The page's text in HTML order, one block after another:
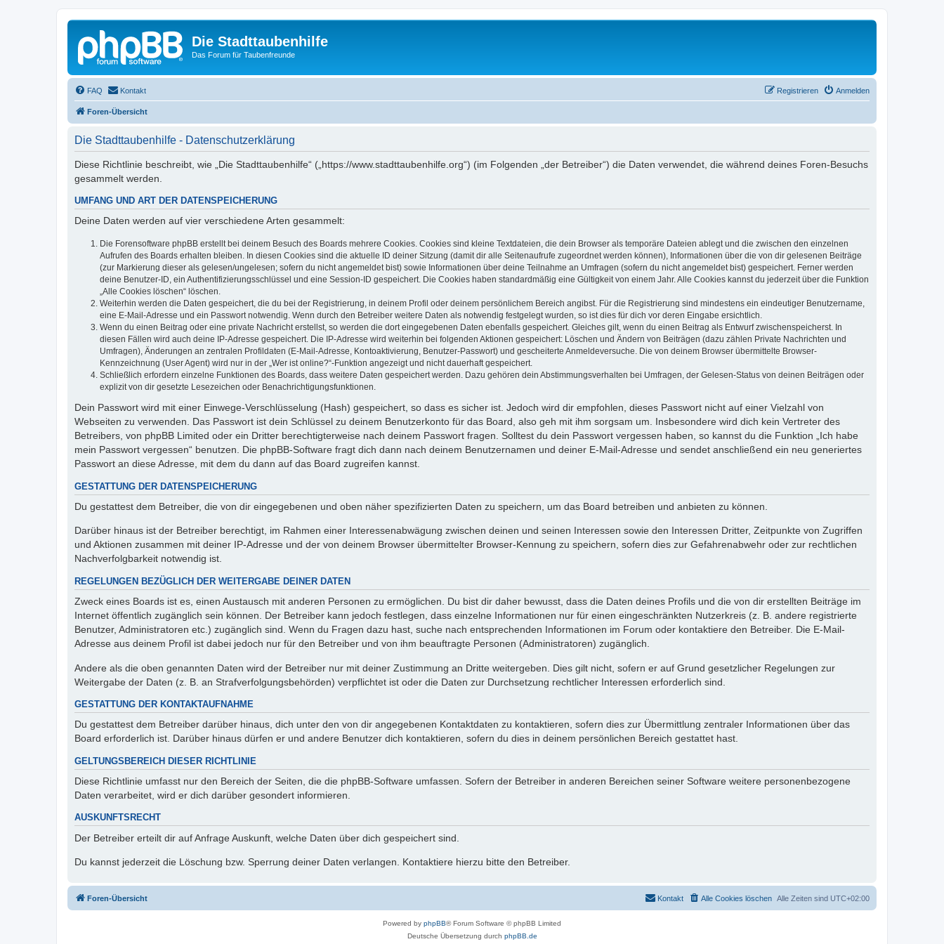
Die Stadttaubenhilfe
Das Forum für Taubenfreunde
FAQ Kontakt Anmelden
Registrieren
Foren-Übersicht
Die Stadttaubenhilfe - Datenschutzerklärung
Diese Richtlinie beschreibt, wie „Die Stadttaubenhilfe“ („https://www.stadttaubenhilfe.org“) (im Folgenden „der Betreiber“) die Daten verwendet, die während deines Foren-Besuchs
gesammelt werden.
UMFANG UND ART DER DATENSPEICHERUNG
Deine Daten werden auf vier verschiedene Arten gesammelt:
Die Forensoftware phpBB erstellt bei deinem Besuch des Boards mehrere Cookies. Cookies sind kleine Textdateien, die dein Browser als temporäre Dateien ablegt und die zwischen den einzelnen
Aufrufen des Boards erhalten bleiben. In diesen Cookies sind die aktuelle ID deiner Sitzung (damit dir alle Seitenaufrufe zugeordnet werden können), Informationen über die von dir gelesenen Beiträge
(zur Markierung dieser als gelesen/ungelesen; sofern du nicht angemeldet bist) sowie Informationen über deine Teilnahme an Umfragen (sofern du nicht angemeldet bist) gespeichert. Ferner werden
deine Benutzer-ID, ein Authentifizierungsschlüssel und eine Session-ID gespeichert. Die Cookies haben standardmäßig eine Gültigkeit von einem Jahr. Alle Cookies kannst du jederzeit über die Funktion
„Alle Cookies löschen“ löschen.
Weiterhin werden die Daten gespeichert, die du bei der Registrierung, in deinem Profil oder deinem persönlichem Bereich angibst. Für die Registrierung sind mindestens ein eindeutiger Benutzername,
eine E-Mail-Adresse und ein Passwort notwendig. Wenn durch den Betreiber weitere Daten als notwendig festgelegt wurden, so ist dies für dich vor deren Eingabe ersichtlich.
Wenn du einen Beitrag oder eine private Nachricht erstellst, so werden die dort eingegebenen Daten ebenfalls gespeichert. Gleiches gilt, wenn du einen Beitrag als Entwurf zwischenspeicherst. In
diesen Fällen wird auch deine IP-Adresse gespeichert. Die IP-Adresse wird weiterhin bei folgenden Aktionen gespeichert: Löschen und Ändern von Beiträgen (dazu zählen Private Nachrichten und
Umfragen), Änderungen an zentralen Profildaten (E-Mail-Adresse, Kontoaktivierung, Benutzer-Passwort) und gescheiterte Anmeldeversuche. Die von deinem Browser übermittelte Browser-
Kennzeichnung (User Agent) wird nur in der „Wer ist online?“-Funktion angezeigt und nicht dauerhaft gespeichert.
Schließlich erfordern einzelne Funktionen des Boards, dass weitere Daten gespeichert werden. Dazu gehören dein Abstimmungsverhalten bei Umfragen, der Gelesen-Status von deinen Beiträgen oder
explizit von dir gesetzte Lesezeichen oder Benachrichtigungsfunktionen.
Dein Passwort wird mit einer Einwege-Verschlüsselung (Hash) gespeichert, so dass es sicher ist. Jedoch wird dir empfohlen, dieses Passwort nicht auf einer Vielzahl von
Webseiten zu verwenden. Das Passwort ist dein Schlüssel zu deinem Benutzerkonto für das Board, also geh mit ihm sorgsam um. Insbesondere wird dich kein Vertreter des
Betreibers, von phpBB Limited oder ein Dritter berechtigterweise nach deinem Passwort fragen. Solltest du dein Passwort vergessen haben, so kannst du die Funktion „Ich habe
mein Passwort vergessen“ benutzen. Die phpBB-Software fragt dich dann nach deinem Benutzernamen und deiner E-Mail-Adresse und sendet anschließend ein neu generiertes
Passwort an diese Adresse, mit dem du dann auf das Board zugreifen kannst.
GESTATTUNG DER DATENSPEICHERUNG
Du gestattest dem Betreiber, die von dir eingegebenen und oben näher spezifizierten Daten zu speichern, um das Board betreiben und anbieten zu können.
Darüber hinaus ist der Betreiber berechtigt, im Rahmen einer Interessenabwägung zwischen deinen und seinen Interessen sowie den Interessen Dritter, Zeitpunkte von Zugriffen
und Aktionen zusammen mit deiner IP-Adresse und der von deinem Browser übermittelter Browser-Kennung zu speichern, sofern dies zur Gefahrenabwehr oder zur rechtlichen
Nachverfolgbarkeit notwendig ist.
REGELUNGEN BEZÜGLICH DER WEITERGABE DEINER DATEN
Zweck eines Boards ist es, einen Austausch mit anderen Personen zu ermöglichen. Du bist dir daher bewusst, dass die Daten deines Profils und die von dir erstellten Beiträge im
Internet öffentlich zugänglich sein können. Der Betreiber kann jedoch festlegen, dass einzelne Informationen nur für einen eingeschränkten Nutzerkreis (z. B. andere registrierte
Benutzer, Administratoren etc.) zugänglich sind. Wenn du Fragen dazu hast, suche nach entsprechenden Informationen im Forum oder kontaktiere den Betreiber. Die E-Mail-
Adresse aus deinem Profil ist dabei jedoch nur für den Betreiber und von ihm beauftragte Personen (Administratoren) zugänglich.
Andere als die oben genannten Daten wird der Betreiber nur mit deiner Zustimmung an Dritte weitergeben. Dies gilt nicht, sofern er auf Grund gesetzlicher Regelungen zur
Weitergabe der Daten (z. B. an Strafverfolgungsbehörden) verpflichtet ist oder die Daten zur Durchsetzung rechtlicher Interessen erforderlich sind.
GESTATTUNG DER KONTAKTAUFNAHME
Du gestattest dem Betreiber darüber hinaus, dich unter den von dir angegebenen Kontaktdaten zu kontaktieren, sofern dies zur Übermittlung zentraler Informationen über das
Board erforderlich ist. Darüber hinaus dürfen er und andere Benutzer dich kontaktieren, sofern du dies in deinem persönlichen Bereich gestattet hast.
GELTUNGSBEREICH DIESER RICHTLINIE
Diese Richtlinie umfasst nur den Bereich der Seiten, die die phpBB-Software umfassen. Sofern der Betreiber in anderen Bereichen seiner Software weitere personenbezogene
Daten verarbeitet, wird er dich darüber gesondert informieren.
AUSKUNFTSRECHT
Der Betreiber erteilt dir auf Anfrage Auskunft, welche Daten über dich gespeichert sind.
Du kannst jederzeit die Löschung bzw. Sperrung deiner Daten verlangen. Kontaktiere hierzu bitte den Betreiber.
Foren-Übersicht Alle Zeiten sind UTC+02:00
Alle Cookies löschen
Kontakt
Powered by phpBB® Forum Software © phpBB Limited
Deutsche Übersetzung durch phpBB.de